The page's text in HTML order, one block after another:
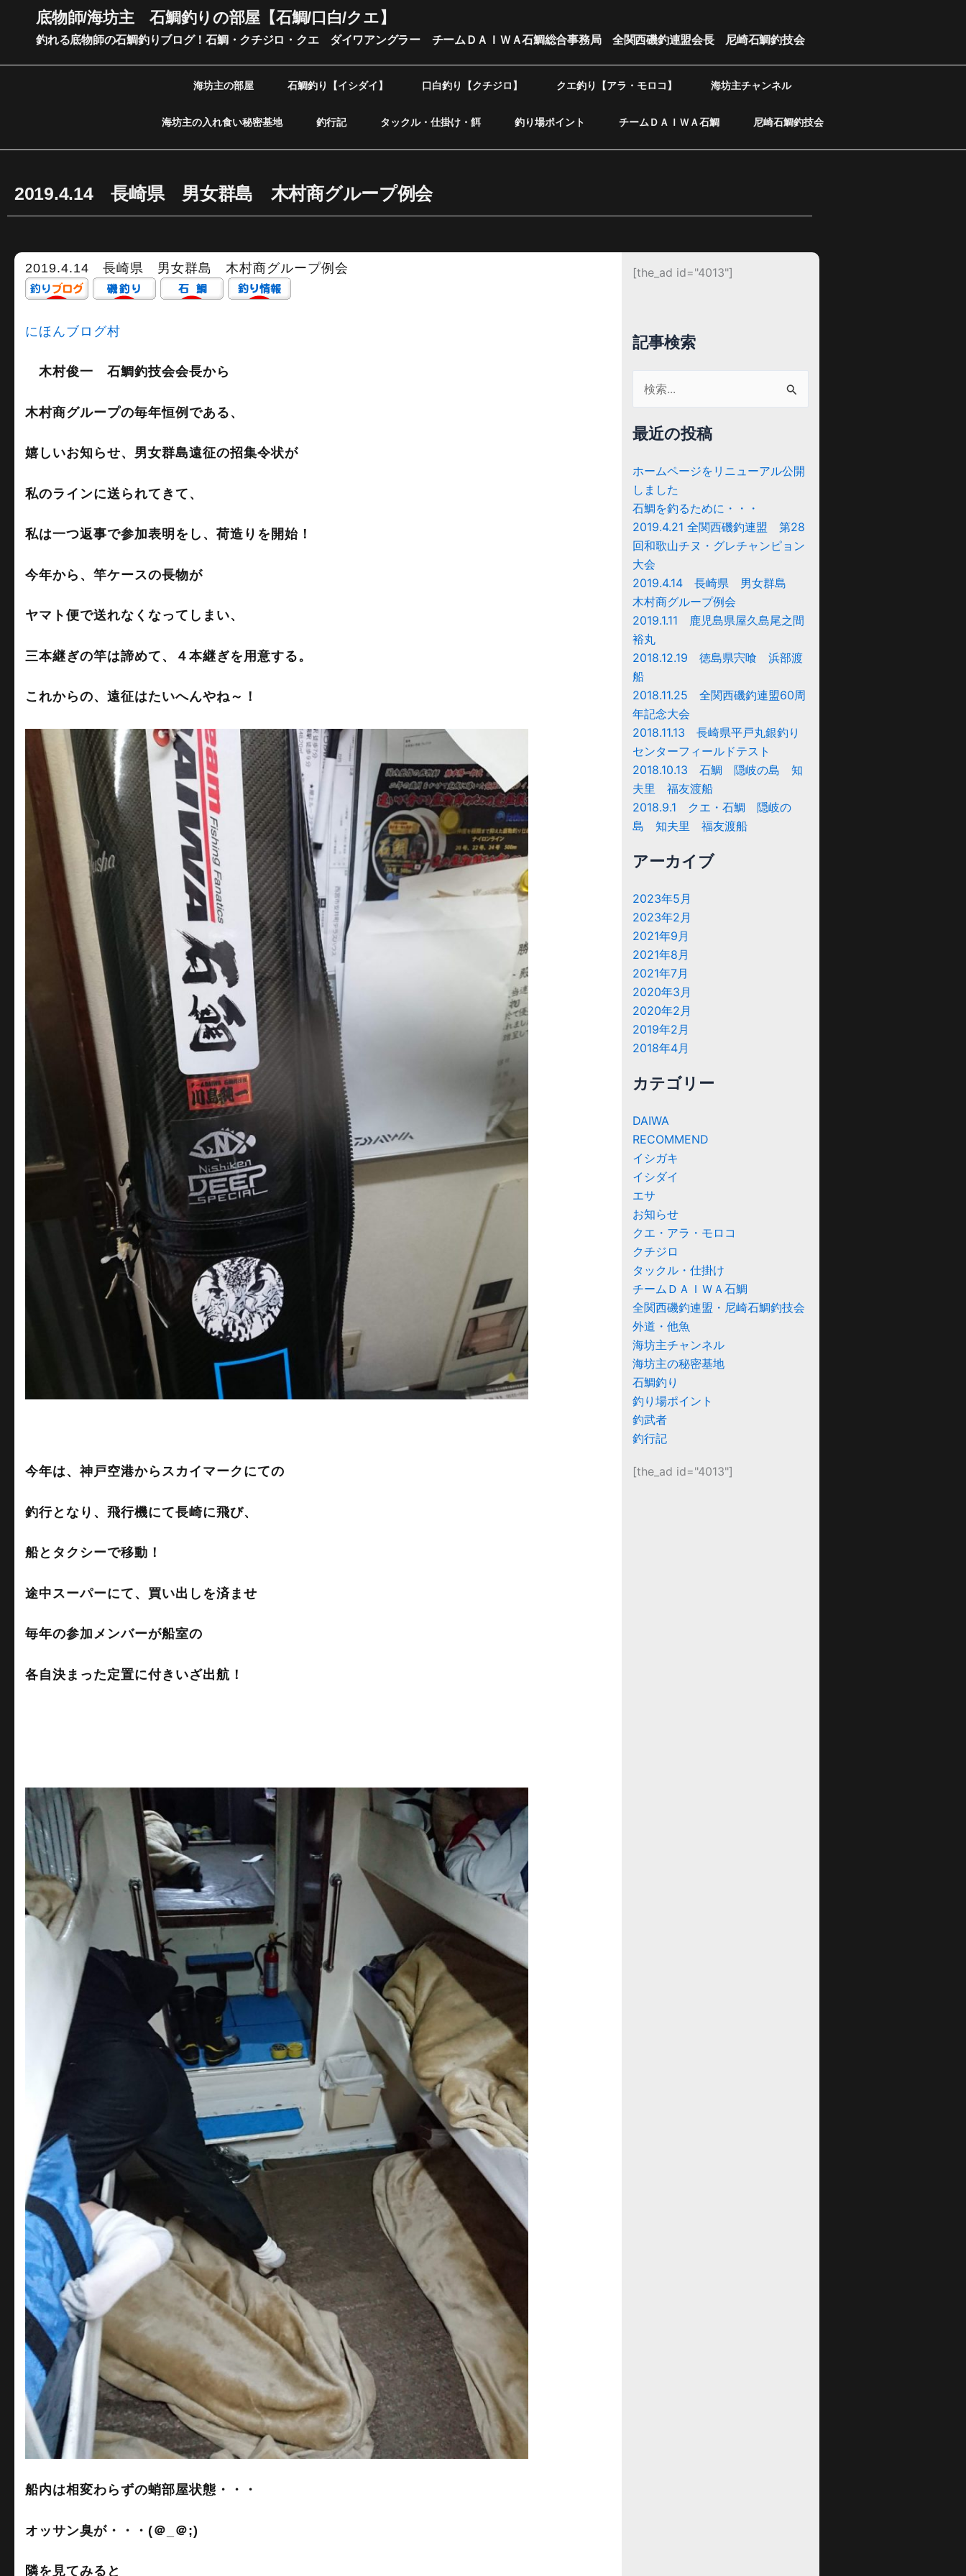
ス
底物師/海坊主 石鯛釣りの部屋【石鯛/口白/クエ】
釣れる底物師の石鯛釣りブログ！石鯛・クチジロ・クエ ダイワアングラー チームＤＡＩＷＡ石鯛総合事務局 全関西磯釣連盟会長 尼崎石鯛釣技会
海坊主の部屋 石鯛釣り【イシダイ】 口白釣り【クチジロ】 クエ釣り【アラ・モロコ】 海坊主チャンネル
海坊主の入れ食い秘密基地 釣行記 タックル・仕掛け・餌 釣り場ポイント チームＤＡＩＷＡ石鯛 尼崎石鯛釣技会
2019.4.14 長崎県 男女群島 木村商グループ例会
2019.4.14 長崎県 男女群島 木村商グループ例会
にほんブログ村
木村俊一 石鯛釣技会会長から
木村商グループの毎年恒例である、
嬉しいお知らせ、男女群島遠征の招集令状が
私のラインに送られてきて、
私は一つ返事で参加表明をし、荷造りを開始！
今年から、竿ケースの長物が
ヤマト便で送れなくなってしまい、
三本継ぎの竿は諦めて、４本継ぎを用意する。
これからの、遠征はたいへんやね～！
今年は、神戸空港からスカイマークにての
釣行となり、飛行機にて長崎に飛び、
船とタクシーで移動！
途中スーパーにて、買い出しを済ませ
毎年の参加メンバーが船室の
各自決まった定置に付きいざ出航！
船内は相変わらずの蛸部屋状態・・・
オッサン臭が・・・(＠_＠;)
隣を見てみると
[the_ad id="4013"]
記事検索
索
対
最近の投稿
ホームページをリニューアル公開
しました
石鯛を釣るために・・・
2019.4.21 全関西磯釣連盟 第28
回和歌山チヌ・グレチャンピョン
大会
2019.4.14 長崎県 男女群島
木村商グループ例会
2019.1.11 鹿児島県屋久島尾之間
裕丸
2018.12.19 徳島県宍喰 浜部渡
船
2018.11.25 全関西磯釣連盟60周
年記念大会
2018.11.13 長崎県平戸丸銀釣り
センターフィールドテスト
2018.10.13 石鯛 隠岐の島 知
夫里 福友渡船
2018.9.1 クエ・石鯛 隠岐の
島 知夫里 福友渡船
アーカイブ
2023年5月
2023年2月
2021年9月
2021年8月
2021年7月
2020年3月
2020年2月
2019年2月
2018年4月
カテゴリー
DAIWA
RECOMMEND
イシガキ
イシダイ
エサ
お知らせ
クエ・アラ・モロコ
クチジロ
タックル・仕掛け
チームＤＡＩＷＡ石鯛
全関西磯釣連盟・尼崎石鯛釣技会
外道・他魚
海坊主チャンネル
海坊主の秘密基地
石鯛釣り
釣り場ポイント
釣武者
釣行記
[the_ad id="4013"]